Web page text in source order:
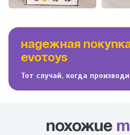
НАДЕЖНАЯ
EVOTOYS
Тот случай, когда
Похожие